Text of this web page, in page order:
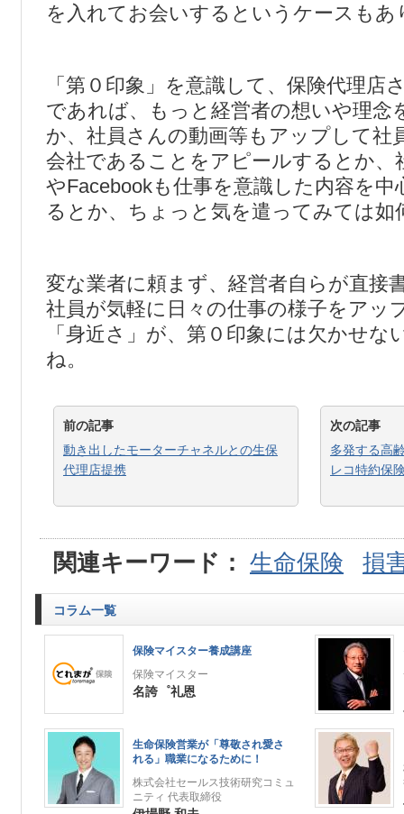
を入れてお会いするというケースもあ
「第０印象」を意識して、保険代理店
であれば、もっと経営者の想いや理念
か、社員さんの動画等もアップして社
会社であることをアピールするとか、
やFacebookも仕事を意識した内容を
るとか、ちょっと気を遣ってみては如
変な業者に頼まず、経営者自らが直接
社員が気軽に日々の仕事の様子をアッ
「身近さ」が、第０印象には欠かせな
ね。
前の記事
動き出したモーターチャネルとの生保
代理店提携
次の記事
多発する高
レコ特約保
関連キーワード： 生命保険 損
コラム一覧
保険マイスター養成講座
保険マイスター
名誇゜礼恩
生命保険営業が「尊敬され愛さ
れる」職業になるために！
株式会社セールス技術研究コミュ
ニティ 代表取締役